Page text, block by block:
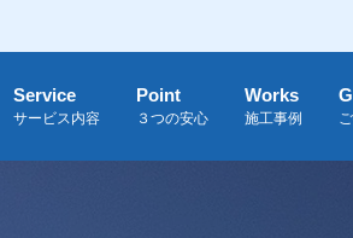
Service
サービス内容
Point
３つの安心
Works
施工事例